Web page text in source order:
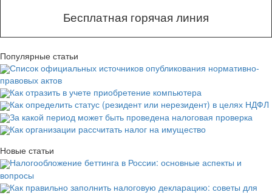
Бесплатная горячая линия
Популярные статьи
Список официальных источников опубликования нормативно-
правовых актов
Как отразить в учете приобретение компьютера
Как определить статус (резидент или нерезидент) в целях НДФЛ
За какой период может быть проведена налоговая проверка
Как организации рассчитать налог на имущество
Новые статьи
Налогообложение беттинга в России: основные аспекты и
вопросы
Как правильно заполнить налоговую декларацию: советы для